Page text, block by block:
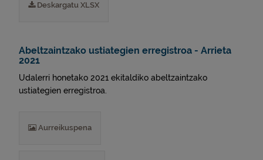
Deskargatu XLSX
Abeltzaintzako ustiategien erregistroa - Arrieta
2021
Udalerri honetako 2021 ekitaldiko abeltzaintzako
ustiategien erregistroa.
Aurreikuspena